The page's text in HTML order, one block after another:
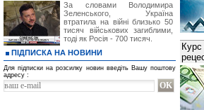
За словами Володимира
Зеленського, Україна
втратила на війні близько 50
тисяч військових загиблими,
тоді як Росія - 700 тисяч.
ПІДПИСКА НА НОВИНИ
Для підписки на розсилку новин введіть Вашу поштову
адресу :